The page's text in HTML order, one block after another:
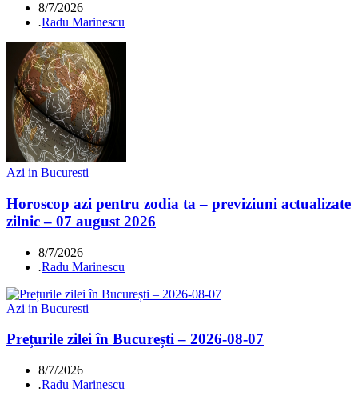
8/7/2026
.Radu Marinescu
Azi in Bucuresti
Horoscop azi pentru zodia ta – previziuni actualizate
zilnic – 07 august 2026
8/7/2026
.Radu Marinescu
Azi in Bucuresti
Prețurile zilei în București – 2026-08-07
8/7/2026
.Radu Marinescu